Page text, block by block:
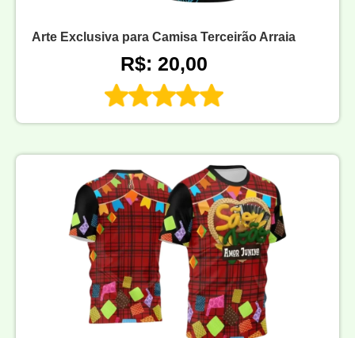
Arte Exclusiva para Camisa Terceirão Arraia
R$: 20,00